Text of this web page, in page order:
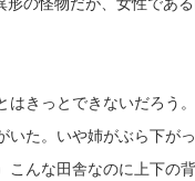
きっとできないだろう
た。いや姉がぶら下が
んな田舎なのに上下の